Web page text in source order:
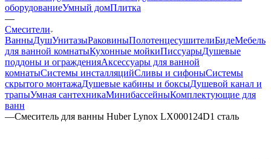
оборудованиеУмный домПлитка
—
Смесители
ВанныДушУнитазыРаковиныПолотенцесушителиБидеМебель
для ванной комнатыКухонные мойкиПиссуарыДушевые
поддоны и огражденияАксессуары для ванной
комнатыСистемы инсталляцийСливы и сифоныСистемы
скрытого монтажаДушевые кабины и боксыДушевой канал и
трапыУмная сантехникаМинибассейныКомплектующие для
ванн
—Смеситель для ванны Huber Lynox LX000124D1 сталь